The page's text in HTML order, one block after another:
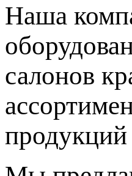
Наша
салонов